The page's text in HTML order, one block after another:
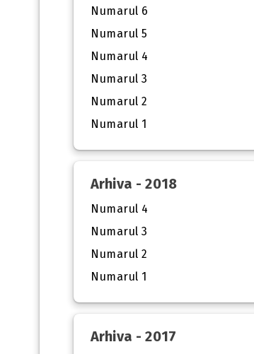
Numarul 6
Numarul 5
Numarul 4
Numarul 3
Numarul 2
Numarul 1
Arhiva - 2018
Numarul 4
Numarul 3
Numarul 2
Numarul 1
Arhiva - 2017